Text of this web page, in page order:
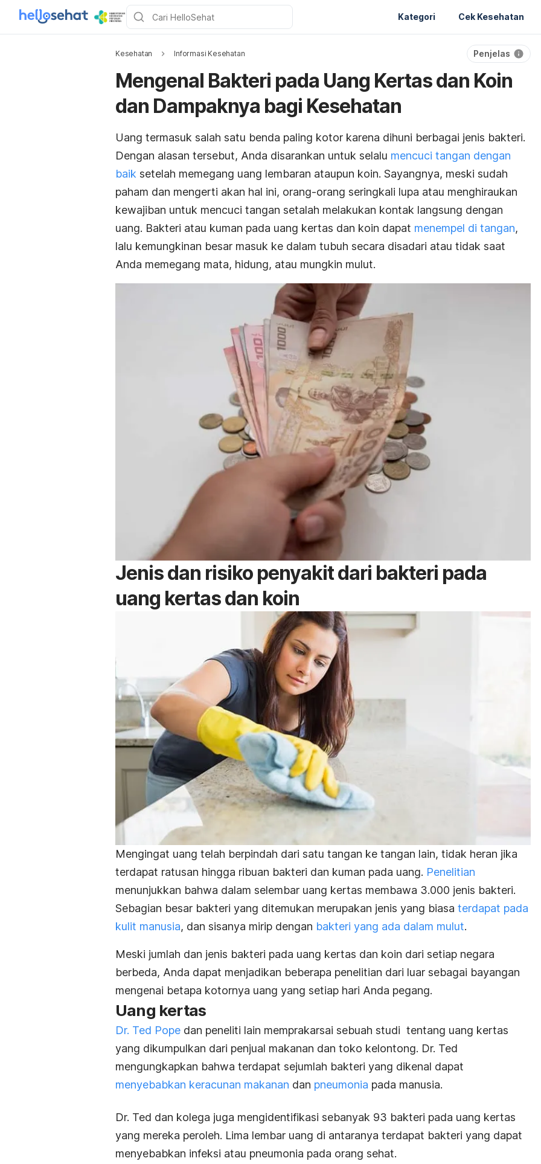
Kategori Cek Kesehatan
Kesehatan Informasi Kesehatan Penjelas
Mengenal Bakteri pada Uang Kertas dan Koin
dan Dampaknya bagi Kesehatan
Uang termasuk salah satu benda paling kotor karena dihuni berbagai jenis bakteri.
Dengan alasan tersebut, Anda disarankan untuk selalu mencuci tangan dengan
baik setelah memegang uang lembaran ataupun koin. Sayangnya, meski sudah
paham dan mengerti akan hal ini, orang-orang seringkali lupa atau menghiraukan
kewajiban untuk mencuci tangan setalah melakukan kontak langsung dengan
uang. Bakteri atau kuman pada uang kertas dan koin dapat menempel di tangan,
lalu kemungkinan besar masuk ke dalam tubuh secara disadari atau tidak saat
Anda memegang mata, hidung, atau mungkin mulut.
Jenis dan risiko penyakit dari bakteri pada
uang kertas dan koin
Mengingat uang telah berpindah dari satu tangan ke tangan lain, tidak heran jika
terdapat ratusan hingga ribuan bakteri dan kuman pada uang. Penelitian
menunjukkan bahwa dalam selembar uang kertas membawa 3.000 jenis bakteri.
Sebagian besar bakteri yang ditemukan merupakan jenis yang biasa terdapat pada
kulit manusia, dan sisanya mirip dengan bakteri yang ada dalam mulut.
Meski jumlah dan jenis bakteri pada uang kertas dan koin dari setiap negara
berbeda, Anda dapat menjadikan beberapa penelitian dari luar sebagai bayangan
mengenai betapa kotornya uang yang setiap hari Anda pegang.
Uang kertas
Dr. Ted Pope dan peneliti lain memprakarsai sebuah studi tentang uang kertas
yang dikumpulkan dari penjual makanan dan toko kelontong. Dr. Ted
mengungkapkan bahwa terdapat sejumlah bakteri yang dikenal dapat
menyebabkan keracunan makanan dan pneumonia pada manusia.
Dr. Ted dan kolega juga mengidentifikasi sebanyak 93 bakteri pada uang kertas
yang mereka peroleh. Lima lembar uang di antaranya terdapat bakteri yang dapat
menyebabkan infeksi atau pneumonia pada orang sehat.